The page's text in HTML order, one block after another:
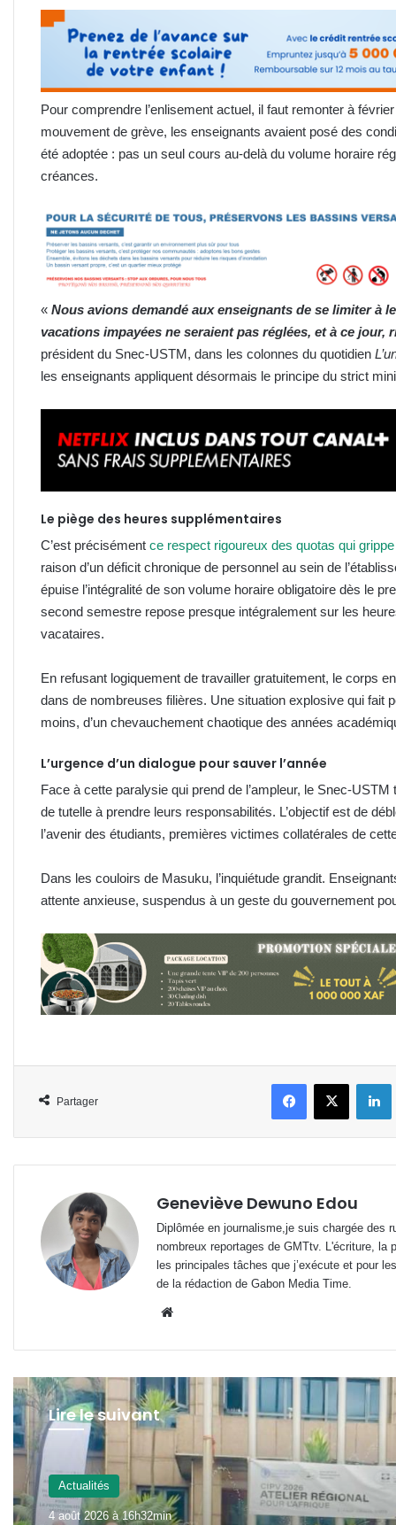
Pour comprendre l’enlisement actuel, il faut remonter à
mouvement de grève, les enseignants avaient posé des
été adoptée : pas un seul cours au-delà du volume horaire
créances.
« Nous avions demandé aux enseignants de se limiter à
vacations impayées ne seraient pas réglées, et à ce jour,
président du Snec-USTM, dans les colonnes du quotidien
les enseignants appliquent désormais le principe du strict
Le piège des heures supplémentaires
C’est précisément ce respect rigoureux des quotas qui
raison d’un déficit chronique de personnel au sein de
épuise l’intégralité de son volume horaire obligatoire dès le
second semestre repose presque intégralement sur les
vacataires.
En refusant logiquement de travailler gratuitement, le corps
dans de nombreuses filières. Une situation explosive qui fait
moins, d’un chevauchement chaotique des années
L’urgence d’un dialogue pour sauver l’année
Face à cette paralysie qui prend de l’ampleur, le Snec-
de tutelle à prendre leurs responsabilités. L’objectif est de
l’avenir des étudiants, premières victimes collatérales de
Dans les couloirs de Masuku, l’inquiétude grandit.
attente anxieuse, suspendus à un geste du gouvernement
Partager
FacebookX
Geneviève Dewuno Edou
Diplômée en journalisme,je suis chargée des
nombreux reportages de GMTtv. L'écriture,
les principales tâches que j’exécute et pour
de la rédaction de Gabon Media Time.
Lire le suivant
Actualités
SOCIETE
4 août 2026 à 9h39min